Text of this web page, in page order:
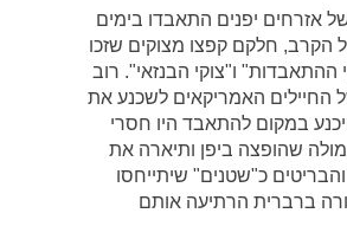
אזרחים יפנים התאבדו בימים
הקרב, חלקם קפצו מצוקים שזכו
ההתאבדות" ו"צוקי הבנזאי". רוב
החיילים האמריקאים לשכנע את
במקום להתאבד היו חסרי
שהופצה ביפן ותיארה את
כ"שטנים" שיתייחסו
ברברית הרתיעה אותם